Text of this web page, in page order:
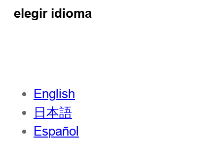
elegir idioma
English
日本語
Español